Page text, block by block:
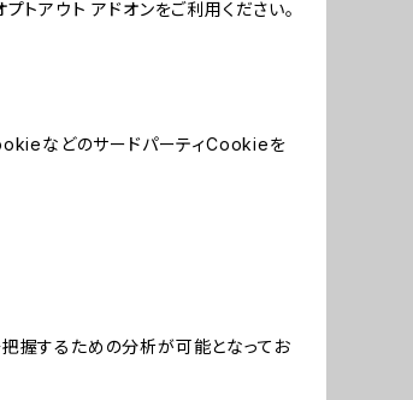
アウト アドオンをご利用ください。
などのサードパーティCookieを
握するための分析が可能となってお